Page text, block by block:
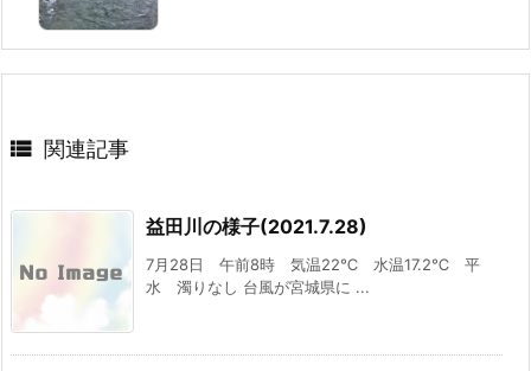
 関連記事
益田川の様子(2021.7.28)
7月28日 午前8時 気温22℃ 水温17.2℃ 平
水 濁りなし 台風が宮城県に ...